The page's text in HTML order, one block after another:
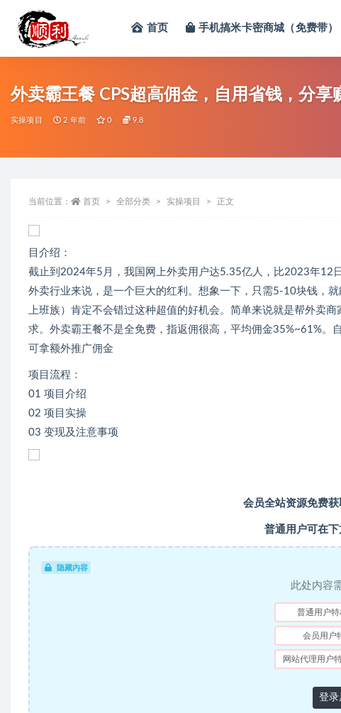
首页 手机搞米卡密商城（免费带）
外卖霸王餐 CPS超高佣金，自用省钱，分
实操项目 2 年前 0 9.8
当前位置： 首页 全部分类 实操项目 正文
目介绍：
截止到2024年5月，我国网上外卖用户达5.35亿人，比2023年12
外卖行业来说，是一个巨大的红利。想象一下，只需5-10块钱，
上班族）肯定不会错过这种超值的好机会。简单来说就是帮外卖
求。外卖霸王餐不是全免费，指返佣很高，平均佣金35%~61%。
可拿额外推广佣金
项目流程：
01 项目介绍
02 项目实操
03 变现及注意事项
会员全站资源免费获
普通用户可在下
隐藏内容
此处内容
普通用户特
会员用户
网站代理用户
登录